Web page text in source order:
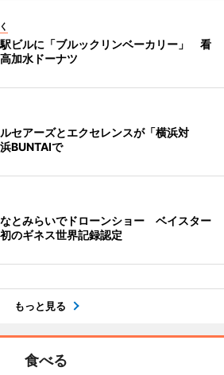
ビルに「ブルックリンベーカリー」 看
加水ドーナツ
セアーズとエクセレンスが「横浜対
BUNTAIで
とみらいでドローンショー ベイスター
のギネス世界記録認定
もっと見る
食べる